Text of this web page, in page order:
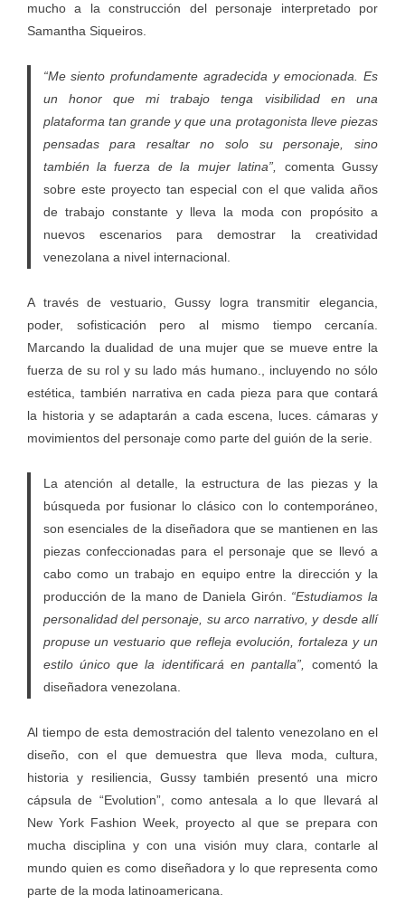
mucho a la construcción del personaje interpretado por
Samantha Siqueiros.
“Me siento profundamente agradecida y emocionada. Es
un honor que mi trabajo tenga visibilidad en una
plataforma tan grande y que una protagonista lleve piezas
pensadas para resaltar no solo su personaje, sino
también la fuerza de la mujer latina”, comenta Gussy
sobre este proyecto tan especial con el que valida años
de trabajo constante y lleva la moda con propósito a
nuevos escenarios para demostrar la creatividad
venezolana a nivel internacional.
A través de vestuario, Gussy logra transmitir elegancia,
poder, sofisticación pero al mismo tiempo cercanía.
Marcando la dualidad de una mujer que se mueve entre la
fuerza de su rol y su lado más humano., incluyendo no sólo
estética, también narrativa en cada pieza para que contará
la historia y se adaptarán a cada escena, luces. cámaras y
movimientos del personaje como parte del guión de la serie.
La atención al detalle, la estructura de las piezas y la
búsqueda por fusionar lo clásico con lo contemporáneo,
son esenciales de la diseñadora que se mantienen en las
piezas confeccionadas para el personaje que se llevó a
cabo como un trabajo en equipo entre la dirección y la
producción de la mano de Daniela Girón. “Estudiamos la
personalidad del personaje, su arco narrativo, y desde allí
propuse un vestuario que refleja evolución, fortaleza y un
estilo único que la identificará en pantalla”, comentó la
diseñadora venezolana.
Al tiempo de esta demostración del talento venezolano en el
diseño, con el que demuestra que lleva moda, cultura,
historia y resiliencia, Gussy también presentó una micro
cápsula de “Evolution”, como antesala a lo que llevará al
New York Fashion Week, proyecto al que se prepara con
mucha disciplina y con una visión muy clara, contarle al
mundo quien es como diseñadora y lo que representa como
parte de la moda latinoamericana.